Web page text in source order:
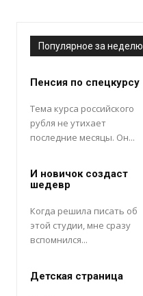
Популярное за неделю
Пенсия по спецкурсу
Тема курса российского
рубля не утихает
последние месяцы. Он...
И новичок создаст
шедевр
Когда решила писать об
этой студии, мне сразу
вспомнился...
Детская страница